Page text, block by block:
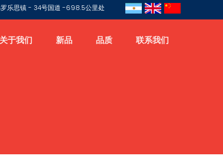
乐思镇 - 34号国道 -698.5公里处
关于我们 新品 品质 联系我们